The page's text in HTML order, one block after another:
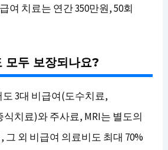
여 치료는 연간 350만원, 50회
모두 보장되나요?
3대 비급여(도수치료,
치료)와 주사료, MRI는 별도의
그 외 비급여 의료비도 최대 70%